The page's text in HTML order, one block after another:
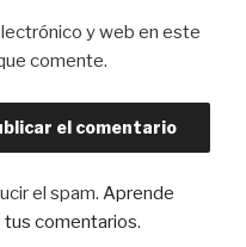
y web en este
comente.
el spam. Aprende
tus comentarios.